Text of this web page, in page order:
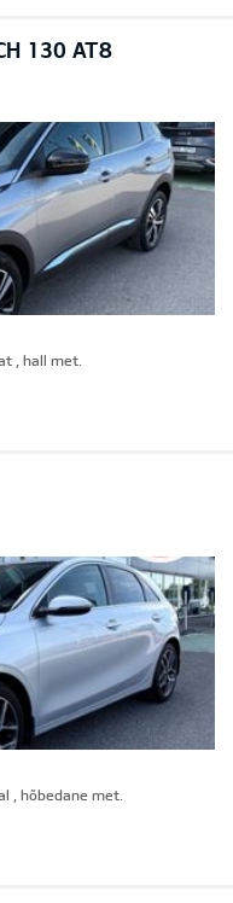
130 AT8
, hall met.
, hõbedane met.